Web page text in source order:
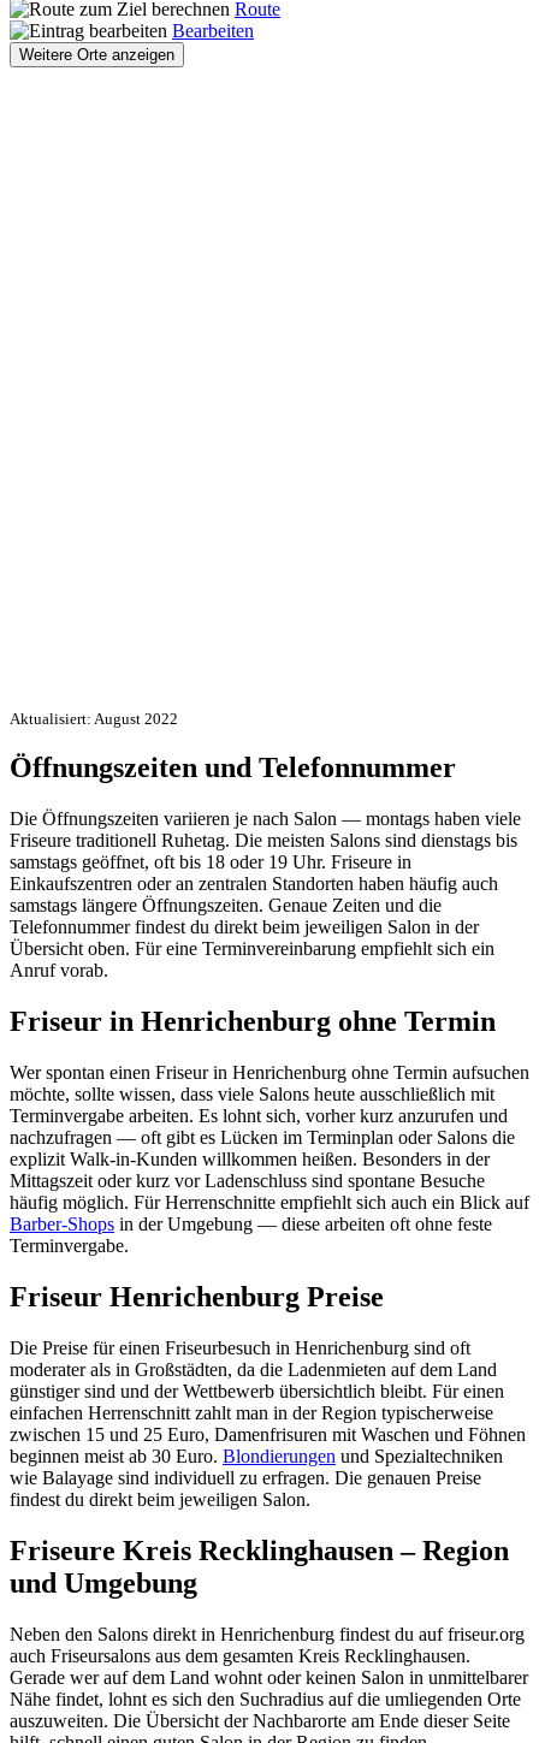
Route
Bearbeiten
Weitere Orte anzeigen
Aktualisiert: August 2022
Öffnungszeiten und Telefonnummer
Die Öffnungszeiten variieren je nach Salon — montags haben viele
Friseure traditionell Ruhetag. Die meisten Salons sind dienstags bis
samstags geöffnet, oft bis 18 oder 19 Uhr. Friseure in
Einkaufszentren oder an zentralen Standorten haben häufig auch
samstags längere Öffnungszeiten. Genaue Zeiten und die
Telefonnummer findest du direkt beim jeweiligen Salon in der
Übersicht oben. Für eine Terminvereinbarung empfiehlt sich ein
Anruf vorab.
Friseur in Henrichenburg ohne Termin
Wer spontan einen Friseur in Henrichenburg ohne Termin aufsuchen
möchte, sollte wissen, dass viele Salons heute ausschließlich mit
Terminvergabe arbeiten. Es lohnt sich, vorher kurz anzurufen und
nachzufragen — oft gibt es Lücken im Terminplan oder Salons die
explizit Walk-in-Kunden willkommen heißen. Besonders in der
Mittagszeit oder kurz vor Ladenschluss sind spontane Besuche
häufig möglich. Für Herrenschnitte empfiehlt sich auch ein Blick auf
Barber-Shops in der Umgebung — diese arbeiten oft ohne feste
Terminvergabe.
Friseur Henrichenburg Preise
Die Preise für einen Friseurbesuch in Henrichenburg sind oft
moderater als in Großstädten, da die Ladenmieten auf dem Land
günstiger sind und der Wettbewerb übersichtlich bleibt. Für einen
einfachen Herrenschnitt zahlt man in der Region typischerweise
zwischen 15 und 25 Euro, Damenfrisuren mit Waschen und Föhnen
beginnen meist ab 30 Euro. Blondierungen und Spezialtechniken
wie Balayage sind individuell zu erfragen. Die genauen Preise
findest du direkt beim jeweiligen Salon.
Friseure Kreis Recklinghausen – Region
und Umgebung
Neben den Salons direkt in Henrichenburg findest du auf friseur.org
auch Friseursalons aus dem gesamten Kreis Recklinghausen.
Gerade wer auf dem Land wohnt oder keinen Salon in unmittelbarer
Nähe findet, lohnt es sich den Suchradius auf die umliegenden Orte
auszuweiten. Die Übersicht der Nachbarorte am Ende dieser Seite